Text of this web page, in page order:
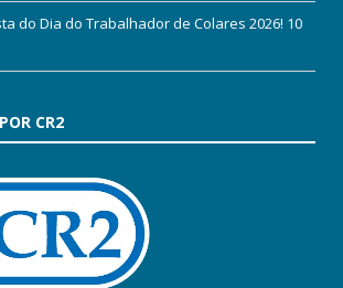
do Dia do Trabalhador de Colares 2026! 10
CR2